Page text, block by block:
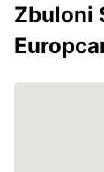
Zbuloni